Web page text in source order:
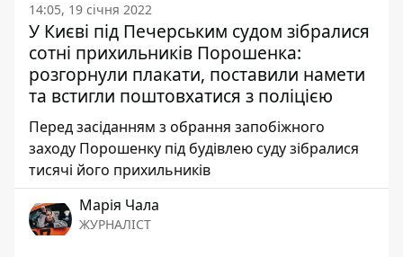
14:05, 19 січня 2022
У Києві під Печерським судом зібралися
сотні прихильників Порошенка:
розгорнули плакати, поставили намети
та встигли поштовхатися з поліцією
Перед засіданням з обрання запобіжного
заходу Порошенку під будівлею суду зібралися
тисячі його прихильників
Марія Чала
ЖУРНАЛІСТ